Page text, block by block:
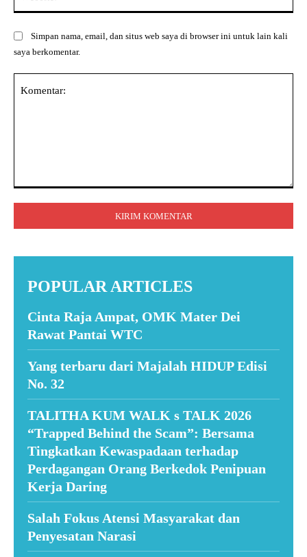
Simpan nama, email, dan situs web saya di browser ini untuk lain kali
saya berkomentar.
POPULAR ARTICLES
Cinta Raja Ampat, OMK Mater Dei
Rawat Pantai WTC
Yang terbaru dari Majalah HIDUP Edisi
No. 32
TALITHA KUM WALK s TALK 2026
“Trapped Behind the Scam”: Bersama
Tingkatkan Kewaspadaan terhadap
Perdagangan Orang Berkedok Penipuan
Kerja Daring
Salah Fokus Atensi Masyarakat dan
Penyesatan Narasi